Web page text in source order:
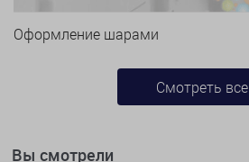
Оформление шарами
Смотреть все
Вы смотрели